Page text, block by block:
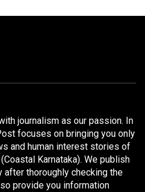
journalism as our passion. In
focuses on bringing you only
and human interest stories of
Karnataka). We publish
thoroughly checking the
provide you information